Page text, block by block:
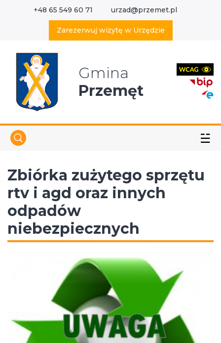
+48 65 549 60 71 urzad@przemet.pl
Zarezerwuj wizytę w Urzędzie
Gmina
Przemęt
☱
Zbiórka zużytego sprzętu
rtv i agd oraz innych
odpadów
niebezpiecznych
Wyszukaj w serwisie